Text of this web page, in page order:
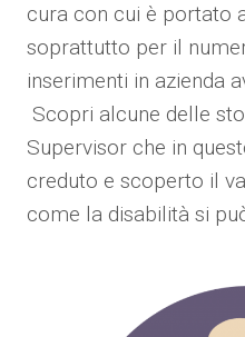
cura con cui è portato
soprattutto per il
inserimenti in azienda
Scopri alcune delle
Supervisor che in
creduto e scoperto il
come la disabilità si